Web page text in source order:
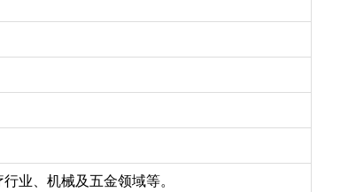
业、机械及五金领域等。